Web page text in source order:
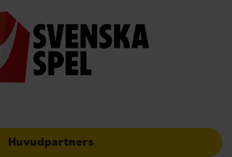
Huvudpartners